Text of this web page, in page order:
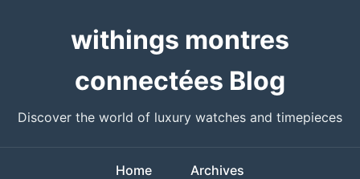
withings montres
connectées Blog
Discover the world of luxury watches and timepieces
Home Archives